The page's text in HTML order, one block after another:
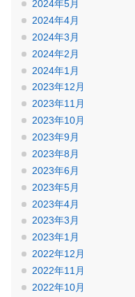
2024年5月
2024年4月
2024年3月
2024年2月
2024年1月
2023年12月
2023年11月
2023年10月
2023年9月
2023年8月
2023年6月
2023年5月
2023年4月
2023年3月
2023年1月
2022年12月
2022年11月
2022年10月